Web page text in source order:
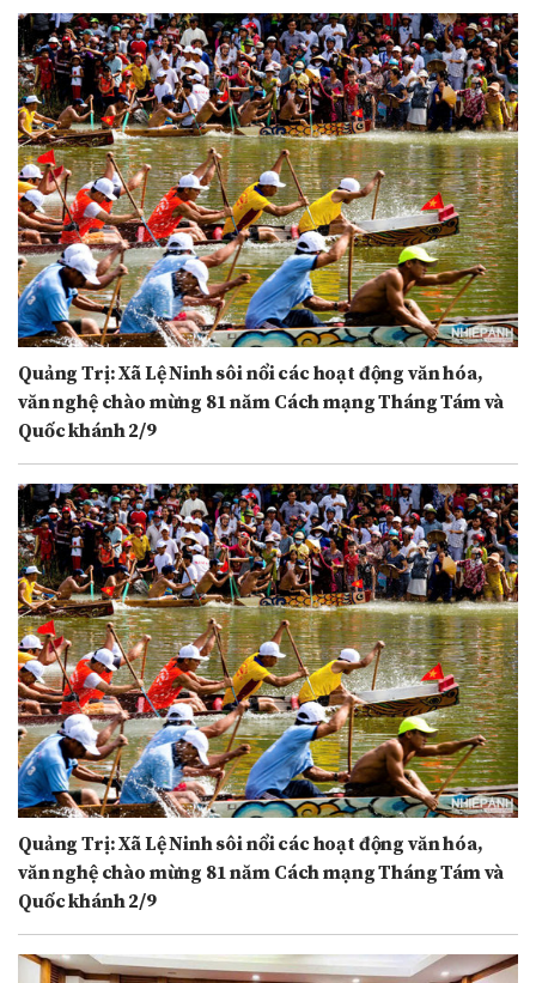
Quảng Trị: Xã Lệ Ninh sôi nổi các hoạt động văn hóa,
văn nghệ chào mừng 81 năm Cách mạng Tháng Tám và
Quốc khánh 2/9
Quảng Trị: Xã Lệ Ninh sôi nổi các hoạt động văn hóa,
văn nghệ chào mừng 81 năm Cách mạng Tháng Tám và
Quốc khánh 2/9